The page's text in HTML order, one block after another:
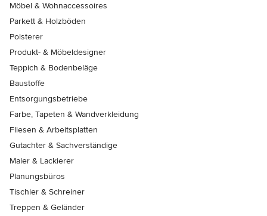
Möbel & Wohnaccessoires
Parkett & Holzböden
Polsterer
Produkt- & Möbeldesigner
Teppich & Bodenbeläge
Baustoffe
Entsorgungsbetriebe
Farbe, Tapeten & Wandverkleidung
Fliesen & Arbeitsplatten
Gutachter & Sachverständige
Maler & Lackierer
Planungsbüros
Tischler & Schreiner
Treppen & Geländer